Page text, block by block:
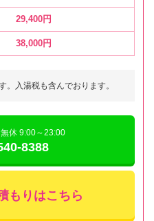
29,400円
38,000円
。入湯税も含んでおります。
休 9:00～23:00
8388
もりはこちら